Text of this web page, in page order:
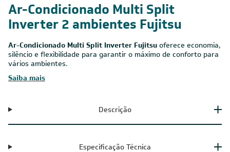
Ar-Condicionado Multi Split
Inverter 2 ambientes Fujitsu
Ar-Condicionado Multi Split Inverter Fujitsu oferece economia,
silêncio e flexibilidade para garantir o máximo de conforto para
vários ambientes.
Saiba mais
Descrição
Especificação Técnica